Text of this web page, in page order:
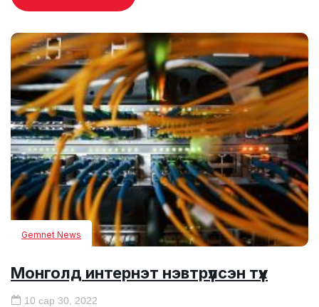
Gemnet News
Монголд интернэт нэвтрүүлсэн түүх
10 сар 30, 2022